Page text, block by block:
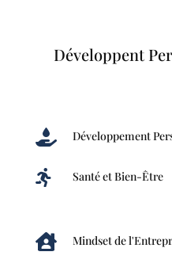
Développent
 Développement
 Santé et Bien-Être
 Mindset de